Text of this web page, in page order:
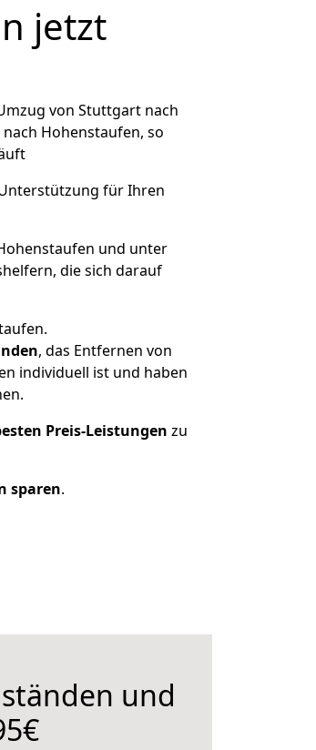
jetzt
von Stuttgart nach
Hohenstaufen, so
für Ihren
und unter
die sich darauf
, das Entfernen von
individuell ist und haben
Preis-Leistungen zu
sparen.
und